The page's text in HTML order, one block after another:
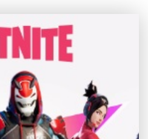
dünyadaki bütün oyunculara
bu kadar popüler? PUBG PC
aslında teknik olarak